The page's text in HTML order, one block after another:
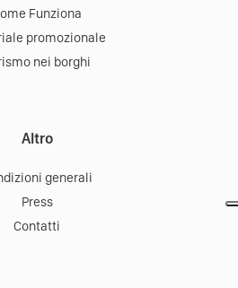
Funziona
promozionale
nei borghi
Altro
generali
Press
Contatti